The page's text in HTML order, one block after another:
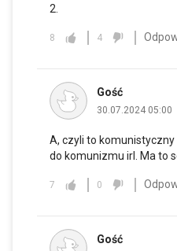
2.
8 4
Gość
30.07.2024 05:00
A, czyli to
do komunizmu irl. Ma to
7 0
Gość